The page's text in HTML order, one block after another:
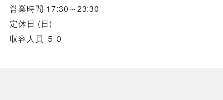
営業時間 17:30～23:30
定休日 (日)
収容人員 ５０